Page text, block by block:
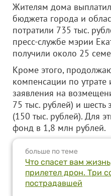
Жителям дома
бюджета города и
потратили 735 тыс.
пресс-службе мэрии
получили около 25
Кроме этого,
компенсации по
заявления на
75 тыс. рублей) и
(150 тыс. рублей). Для
фонд в 1,8 млн рублей.
больше по теме
Что спасет вам
прилетел дрон. Три
пострадавшей